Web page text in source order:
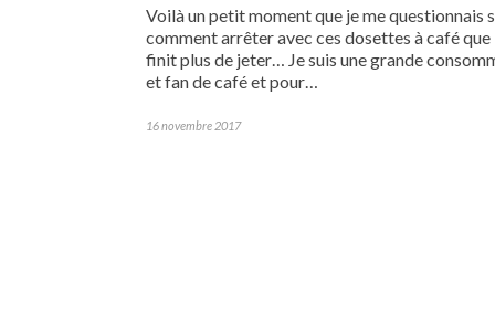
Voilà un petit moment que je me questionnais
comment arrêter avec ces dosettes à café que
finit plus de jeter… Je suis une grande
et fan de café et pour…
16 novembre 2017